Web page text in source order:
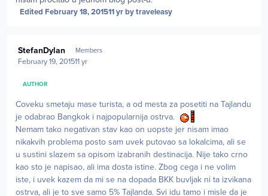
Edited February 18, 201511 yrby traveleasy
StefanDylan Members
February 19, 201511 yr
AUTHOR
Coveku smetaju mase turista, a od mesta za posetiti na Tajlandu
je odabrao Bangkok i najpopularnija ostrva.
Nemam tako negativan stav kao on uopste jer nisam imao
nikakvih problema posto sam uvek putovao sa lokalcima, ali se
u sustini slazem sa opisom izabranih destinacija. Nije tako crno
kao sto je napisao, ali ima dosta istine. Zbog cega i ne volim
iste, i uvek kazem da mi se na dopada BKK buvljak ni ta izvikana
ostrva, ali je to sve samo 5% Tajlanda. Svi idu tamo i misle da je